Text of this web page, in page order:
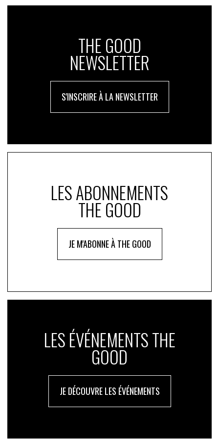
EN RÉSUMÉ
FABACÉE : un programme du
ministère pour accompagner la
THE GOOD
NEWSLETTER
S'INSCRIRE À LA NEWSLETTER
LES ABONNEMENTS
THE GOOD
JE M'ABONNE À THE GOOD
LES ÉVÉNEMENTS THE
GOOD
JE DÉCOUVRE LES ÉVÉNEMENTS